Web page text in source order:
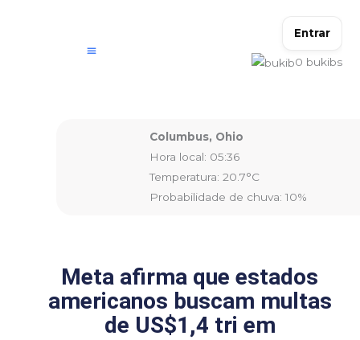
Entrar
0 bukibs
Columbus, Ohio
Hora local: 05:36
Temperatura: 20.7°C
Probabilidade de chuva: 10%
Meta afirma que estados
americanos buscam multas
de US$1,4 tri em